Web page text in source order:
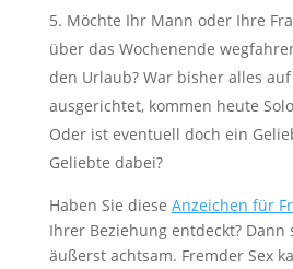
Möchte Ihr Mann oder Ihre
über das Wochenende
den Urlaub? War bisher alles
ausgerichtet, kommen heute
Oder ist eventuell doch ein
Geliebte dabei?
Haben Sie diese Anzeichen für
Ihrer Beziehung entdeckt? Dann
äußerst achtsam. Fremder Sex